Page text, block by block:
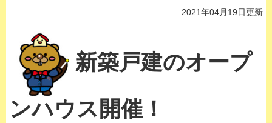
2021年04月19日更新
新築戸建のオープ
ンハウス開催！